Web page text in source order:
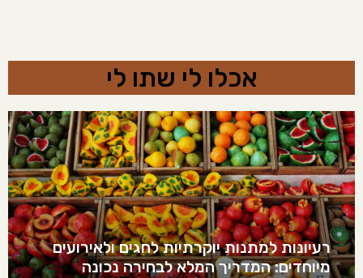
אכלו לי שתו לי
רעיונות למתנות יוקרתיות לחגים ולאירועים
מיוחדים: המדריך המלא לבחירה נכונה